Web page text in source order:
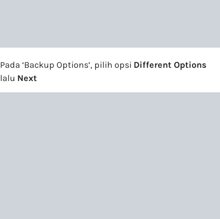
Pada ‘Backup Options’, pilih opsi Different Options
lalu Next